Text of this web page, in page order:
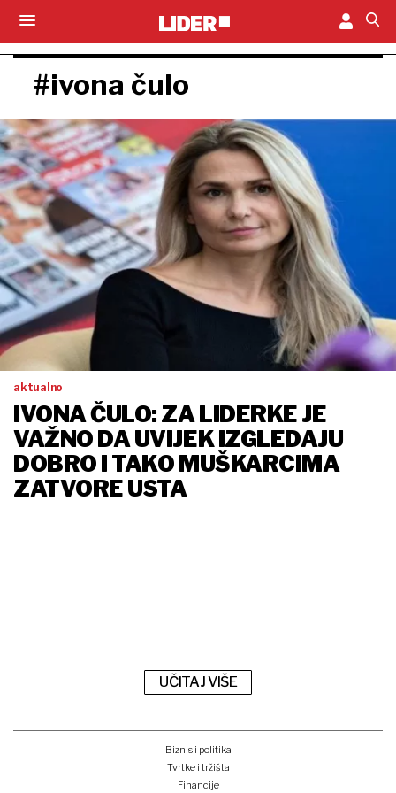
#ivona čulo
aktualno
IVONA ČULO: ZA LIDERKE JE
VAŽNO DA UVIJEK IZGLEDAJU
DOBRO I TAKO MUŠKARCIMA
ZATVORE USTA
UČITAJ VIŠE
Biznis i politika
Tvrtke i tržišta
Financije